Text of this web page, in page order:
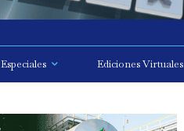
Especiales Ediciones Virtuales